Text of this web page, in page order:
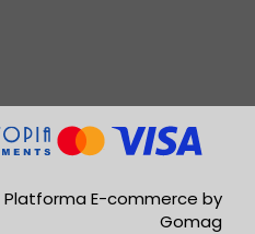
Platforma E-commerce by
Gomag